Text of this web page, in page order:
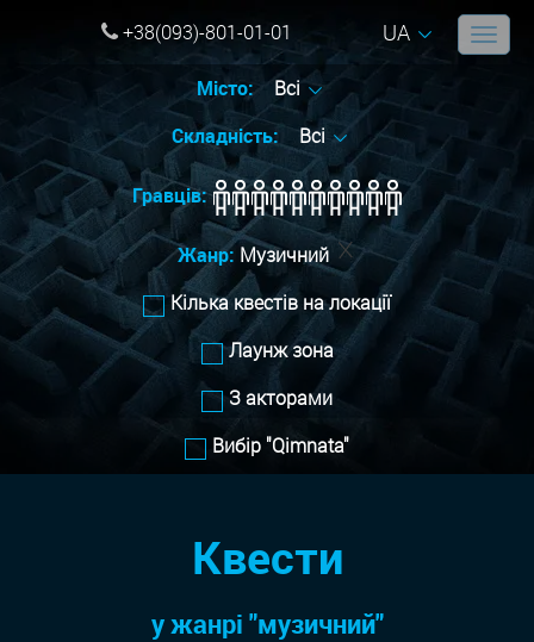
+38(093)-801-01-01 UA
Місто:
Всі
Складність:
Всі
Гравців:
Жанр: Музичний
Кілька квестів на локації
Лаунж зона
З акторами
Вибір "Qimnata"
Квести
у жанрi "музичний"